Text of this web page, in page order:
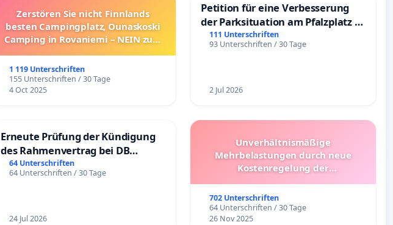
Zerstören Sie nicht Finnlands
besten Campingplatz, Ounaskoski
Camping in Rovaniemi – NEIN zum
1 119 Unterschriften
155 Unterschriften / 30 Tage
4 Oct 2025
Petition für eine Verbesserung
der Parksituation am Pfalzplatz in
Mannheim
111 Unterschriften
93 Unterschriften / 30 Tage
2 Jul 2026
Erneute Prüfung der Kündigung
des Rahmenvertrag bei DB
Fahrwegdienste Gmbh
64 Unterschriften
64 Unterschriften / 30 Tage
24 Jul 2026
Unverhältnismäßige
Mehrbelastungen durch neue
Kostenregelung der
Überprüfung und Alternativen
702 Unterschriften
64 Unterschriften / 30 Tage
26 Nov 2025